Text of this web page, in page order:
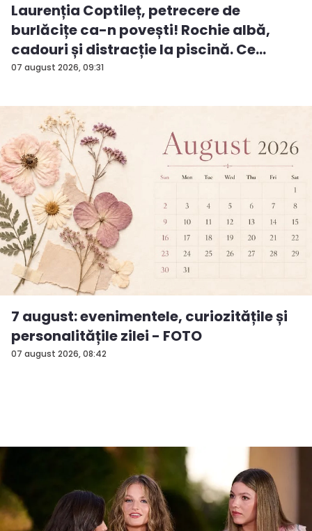
07 august 2026, 09:31
Laurenția Coptileț, petrecere de
burlăcițe ca-n povești! Rochie albă,
cadouri și distracție la piscină. Ce
surp...
07 august 2026, 08:42
7 august: evenimentele, curiozitățile și
personalitățile zilei - FOTO